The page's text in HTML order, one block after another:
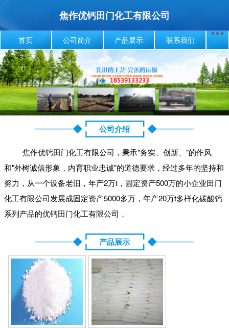
焦作优钙田门化工有限公司
首页 公司简介 产品展示 联系我们
公司介绍
焦作优钙田门化工有限公司，秉承"务实、创新、"的作风
和"外树诚信形象，内育职业忠诚"的道德要求，经过多年的坚持和
努力，从一个设备老旧，年产2万t，固定资产500万的小企业田门
化工有限公司发展成固定资产5000多万，年产20万t多样化碳酸钙
系列产品的优钙田门化工有限公司，
产品展示